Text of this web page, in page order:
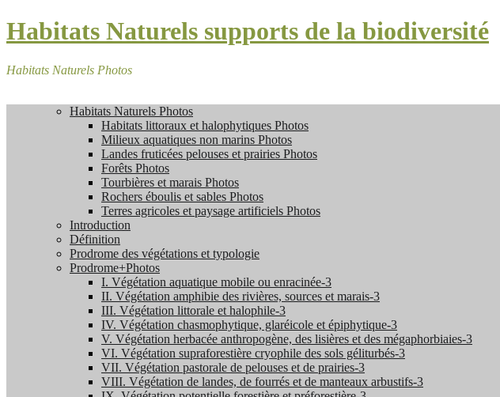
Habitats Naturels supports de la biodiversité
Habitats Naturels Photos
Habitats Naturels Photos
Habitats littoraux et halophytiques Photos
Milieux aquatiques non marins Photos
Landes fruticées pelouses et prairies Photos
Forêts Photos
Tourbières et marais Photos
Rochers éboulis et sables Photos
Terres agricoles et paysage artificiels Photos
Introduction
Définition
Prodrome des végétations et typologie
Prodrome+Photos
I. Végétation aquatique mobile ou enracinée-3
II. Végétation amphibie des rivières, sources et marais-3
III. Végétation littorale et halophile-3
IV. Végétation chasmophytique, glaréicole et épiphytique-3
V. Végétation herbacée anthropogène, des lisières et des mégaphorbiaies-3
VI. Végétation supraforestière cryophile des sols géliturbés-3
VII. Végétation pastorale de pelouses et de prairies-3
VIII. Végétation de landes, de fourrés et de manteaux arbustifs-3